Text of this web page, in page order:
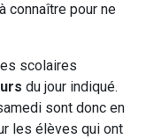
connaître pour ne
scolaires
du jour indiqué.
sont donc en
les élèves qui ont